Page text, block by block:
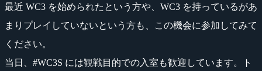
最近 WC3 を始められたという方や、WC3 を持っているがあ
まりプレイしていないという方も、この機会に参加してみて
ください。
当日、#WC3S には観戦目的での入室も歓迎しています。ト